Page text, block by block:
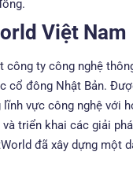
Việt Nam
công ty công nghệ
cổ đông Nhật Bản.
lĩnh vực công nghệ với
triển khai các giải
đã xây dựng một